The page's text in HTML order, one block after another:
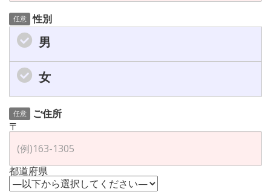
任意 性別
男
女
任意
ご住所
〒
都道府県